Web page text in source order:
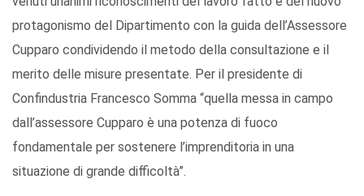
protagonismo del Dipartimento con la guida dell’Assessore
Cupparo condividendo il metodo della consultazione e il
merito delle misure presentate. Per il presidente di
Confindustria Francesco Somma “quella messa in campo
dall’assessore Cupparo è una potenza di fuoco
fondamentale per sostenere l’imprenditoria in una
situazione di grande difficoltà”.